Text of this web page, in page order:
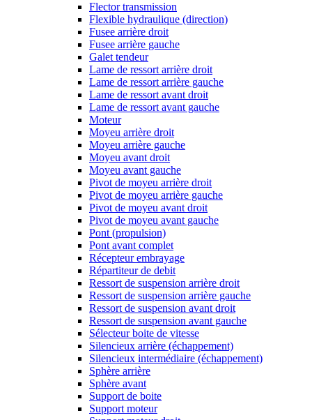
Flector transmission
Flexible hydraulique (direction)
Fusee arrière droit
Fusee arrière gauche
Galet tendeur
Lame de ressort arrière droit
Lame de ressort arrière gauche
Lame de ressort avant droit
Lame de ressort avant gauche
Moteur
Moyeu arrière droit
Moyeu arrière gauche
Moyeu avant droit
Moyeu avant gauche
Pivot de moyeu arrière droit
Pivot de moyeu arrière gauche
Pivot de moyeu avant droit
Pivot de moyeu avant gauche
Pont (propulsion)
Pont avant complet
Récepteur embrayage
Répartiteur de debit
Ressort de suspension arrière droit
Ressort de suspension arrière gauche
Ressort de suspension avant droit
Ressort de suspension avant gauche
Sélecteur boite de vitesse
Silencieux arrière (échappement)
Silencieux intermédiaire (échappement)
Sphère arrière
Sphère avant
Support de boite
Support moteur